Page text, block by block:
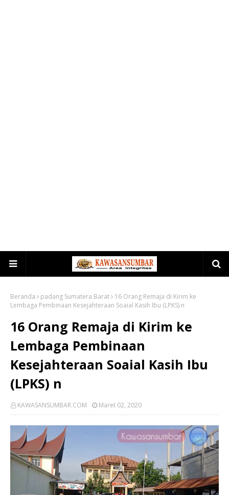
Beranda padang Sumatera Barat
16 Orang Remaja di Kirim ke
Lembaga Pembinaan Kesejahteraan Soaial Kasih Ibu (LPKS) n
16 Orang Remaja di Kirim ke
Lembaga Pembinaan
Kesejahteraan Soaial Kasih Ibu
(LPKS) n
KAWASANSUMBAR.COM Maret 02, 2020